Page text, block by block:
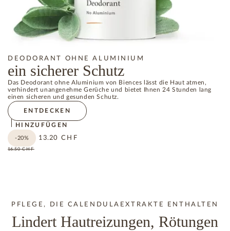
DEODORANT OHNE ALUMINIUM
ein sicherer Schutz
Das Deodorant ohne Aluminium von Biences lässt die Haut atmen,
verhindert unangenehme Gerüche und bietet Ihnen 24 Stunden lang
einen sicheren und gesunden Schutz.
ENTDECKEN
HINZUFÜGEN
-20% 13.20 CHF
16.50CHF
PFLEGE, DIE CALENDULAEXTRAKTE ENTHALTEN
Lindert Hautreizungen, Rötungen